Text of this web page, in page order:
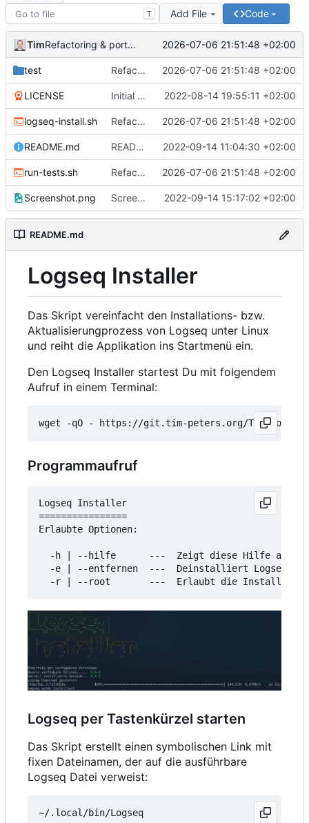
T Add File Code
Tim Refactoring & portable Testpfade 2026-07-06 21:51:48 +02:00
test Refactoring & portable Testpfade 2026-07-06 21:51:48 +02:00
LICENSE Initial commit 2022-08-14 19:55:11 +02:00
logseq-install.sh Refactoring & portable Testpfade 2026-07-06 21:51:48 +02:00
README.md README um Hinweis auf symbolischen Link ergänzt 2022-09-14 11:04:30 +02:00
run-tests.sh Refactoring & portable Testpfade 2026-07-06 21:51:48 +02:00
Screenshot.png Screenshot erneuert 2022-09-14 15:17:02 +02:00
README.md
Logseq Installer
Das Skript vereinfacht den Installations- bzw.
Aktualisierungprozess von Logseq unter Linux
und reiht die Applikation ins Startmenü ein.
Den Logseq Installer startest Du mit folgendem
Aufruf in einem Terminal:
wget -qO - https://git.tim-peters.org/Tim/
Programmaufruf
Logseq Installer
================
Erlaubte Optionen:
  -h | --hilfe      ---  Zeigt diese Hilfe an
  -e | --entfernen  ---  Deinstalliert Logseq
Logseq per Tastenkürzel starten
Das Skript erstellt einen symbolischen Link mit
fixen Dateinamen, der auf die ausführbare
Logseq Datei verweist: